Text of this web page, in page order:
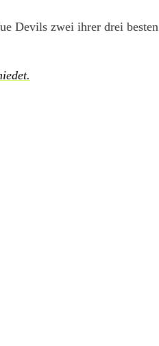
Devils zwei ihrer drei besten